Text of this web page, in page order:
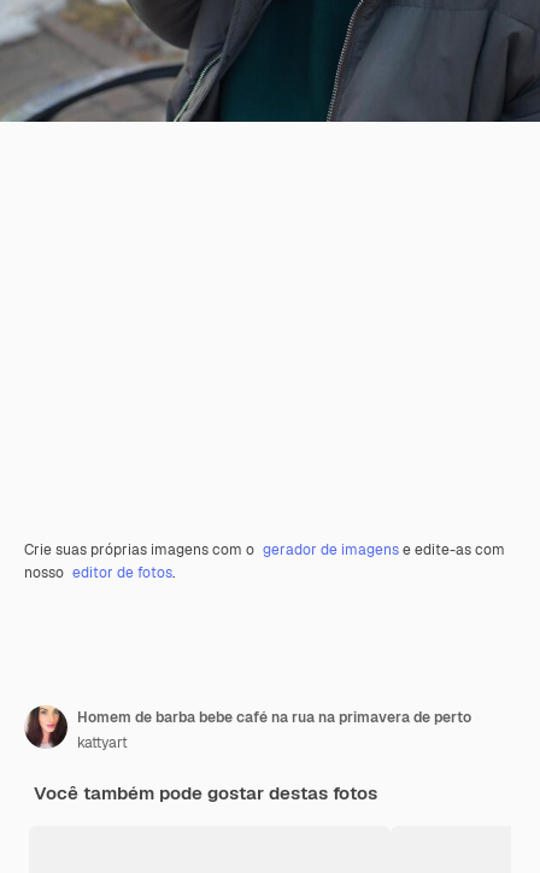
Crie suas próprias imagens com o gerador de imagense edite-as com
nosso editor de fotos.
Homem de barba bebe café na rua na primavera de perto
kattyart
Você também pode gostar destas fotos